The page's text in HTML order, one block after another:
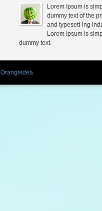
Lorem Ipsum is
dummy text of the
and typesett-ing
Lorem Ipsum is
dummy text.
OrangeIdea